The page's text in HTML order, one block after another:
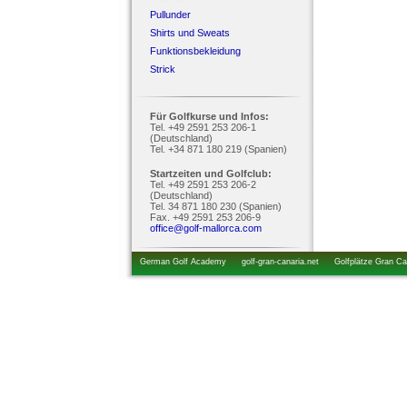
Pullunder
Shirts und Sweats
Funktionsbekleidung
Strick
Für Golfkurse und Infos:
Tel. +49 2591 253 206-1
(Deutschland)
Tel. +34 871 180 219 (Spanien)
Startzeiten und Golfclub:
Tel. +49 2591 253 206-2
(Deutschland)
Tel. 34 871 180 230 (Spanien)
Fax. +49 2591 253 206-9
office@golf-mallorca.com
German Golf Academy golf-gran-canaria.net Golfplätze Gran
startzeiten.de golfkurs-urlaub.de